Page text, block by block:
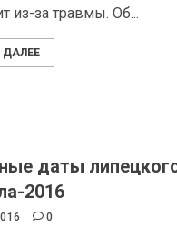
из-за травмы. Об...
ДАЛЕЕ
даты
2016
0